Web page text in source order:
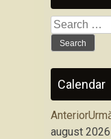
Search
for:
Calendar
Anterior
august 2026